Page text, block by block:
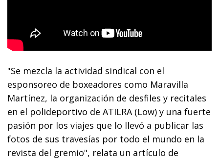
"Se mezcla la actividad sindical con el
esponsoreo de boxeadores como Maravilla
Martínez, la organización de desfiles y recitales
en el polideportivo de ATILRA (Low) y una fuerte
pasión por los viajes que lo llevó a publicar las
fotos de sus travesías por todo el mundo en la
revista del gremio", relata un artículo de